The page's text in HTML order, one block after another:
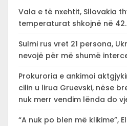
Vala e të nxehtit, Sllovakia
temperaturat shkojnë në
Sulmi rus vret 21 persona,
nevojë për më shumë
Prokuroria e ankimoi
cilin u lirua Gruevski, nëse
nuk merr vendim lënda do
“A nuk po blen më klikime”,